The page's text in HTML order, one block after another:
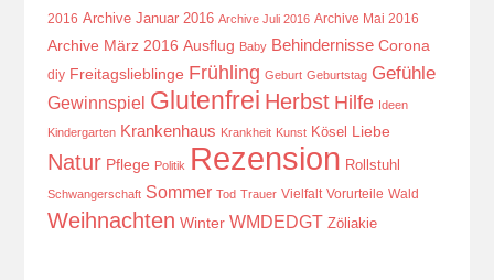
2016 Archive Januar 2016 Archive Juli 2016 Archive Mai 2016
Archive März 2016 Ausflug Baby Behindernisse Corona
diy Freitagslieblinge Frühling Geburt Geburtstag Gefühle
Gewinnspiel Glutenfrei Herbst Hilfe Ideen
Kindergarten Krankenhaus Krankheit Kunst Kösel Liebe
Natur Pflege Politik Rezension Rollstuhl
Schwangerschaft Sommer Tod Trauer Vielfalt Vorurteile Wald
Weihnachten Winter WMDEDGT Zöliakie